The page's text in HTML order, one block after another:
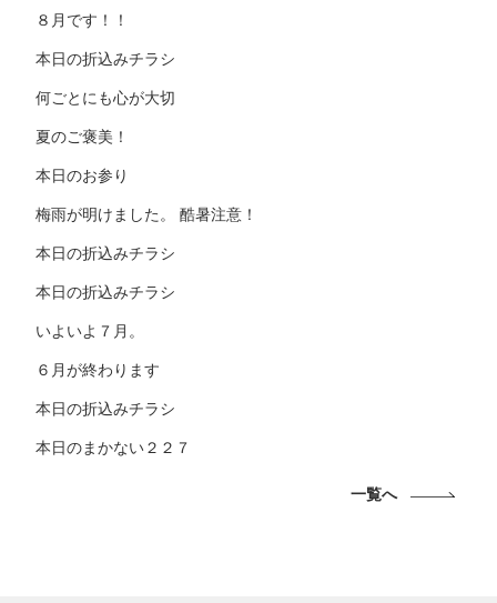
８月です！！
本日の折込みチラシ
何ごとにも心が大切
夏のご褒美！
本日のお参り
梅雨が明けました。 酷暑注意！
本日の折込みチラシ
本日の折込みチラシ
いよいよ７月。
６月が終わります
本日の折込みチラシ
本日のまかない２２７
一覧へ